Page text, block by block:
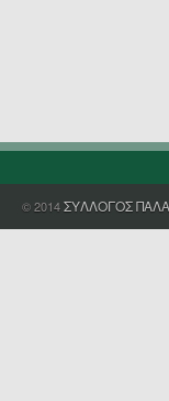
© 2014ΣΥΛΛΟΓΟΣ